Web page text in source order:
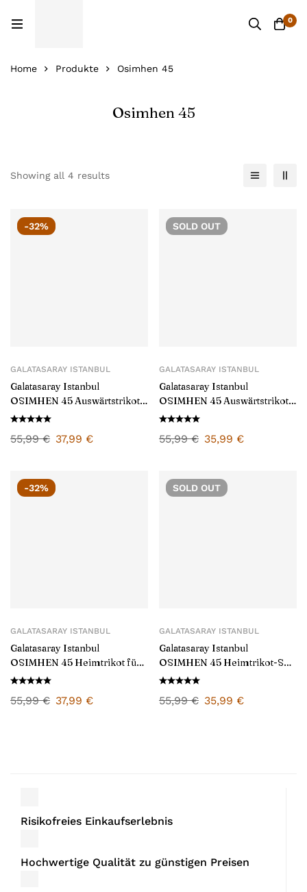
0
Home Produkte Osimhen 45
Osimhen 45
Showing all 4 results
-32%
GALATASARAY ISTANBUL
Galatasaray Istanbul
OSIMHEN 45 Auswärtstrikot
für Herren 2024/25
55,99€ 37,99 €
SOLD OUT
GALATASARAY ISTANBUL
Galatasaray Istanbul
OSIMHEN 45 Auswärtstrikot-
Set für Kinder 2024/25
55,99€ 35,99 €
-32%
GALATASARAY ISTANBUL
Galatasaray Istanbul
OSIMHEN 45 Heimtrikot für
Herren 2024/25
55,99€ 37,99 €
SOLD OUT
GALATASARAY ISTANBUL
Galatasaray Istanbul
OSIMHEN 45 Heimtrikot-Set
für Kinder 2024/25
55,99€ 35,99 €
Risikofreies Einkaufserlebnis
Hochwertige Qualität zu günstigen Preisen